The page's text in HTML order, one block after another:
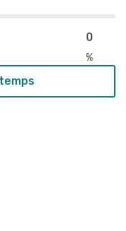
0
%